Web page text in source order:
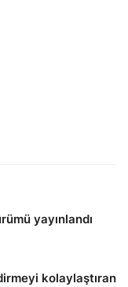
yayınlandı
kolaylaştıran